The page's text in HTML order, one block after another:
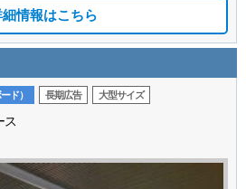
細情報はこちら
ド） 長期広告 大型サイズ
ス